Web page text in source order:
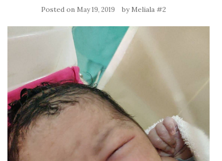
Posted on May 19, 2019 byMeliala #2